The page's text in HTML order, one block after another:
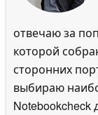
отвечаю за
которой
сторонних
выбираю